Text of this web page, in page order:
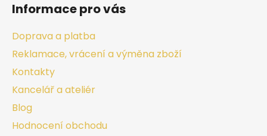
Informace pro vás
Doprava a platba
Reklamace, vrácení a výměna zboží
Kontakty
Kancelář a ateliér
Blog
Hodnocení obchodu